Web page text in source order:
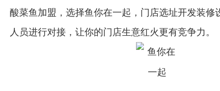
酸菜鱼加盟，选择鱼你在一起，门店选址开发装修
人员进行对接，让你的门店生意红火更有竞争力。